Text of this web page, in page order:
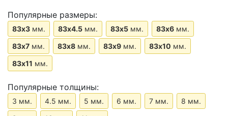
Популярные размеры:
83х3 мм. 83х4.5 мм. 83х5 мм. 83х6 мм.
83х7 мм. 83х8 мм. 83х9 мм. 83х10 мм.
83х11 мм.
Популярные толщины:
3 мм. 4.5 мм. 5 мм. 6 мм. 7 мм.
8 мм.